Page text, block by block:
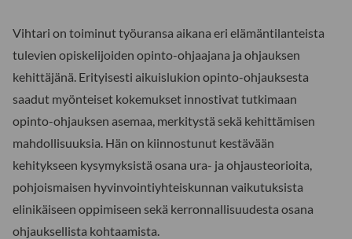
Vihtari on toiminut työuransa aikana eri elämäntilanteista
tulevien opiskelijoiden opinto-ohjaajana ja ohjauksen
kehittäjänä. Erityisesti aikuislukion opinto-ohjauksesta
saadut myönteiset kokemukset innostivat tutkimaan
opinto-ohjauksen asemaa, merkitystä sekä kehittämisen
mahdollisuuksia. Hän on kiinnostunut kestävään
kehitykseen kysymyksistä osana ura- ja ohjausteorioita,
pohjoismaisen hyvinvointiyhteiskunnan vaikutuksista
elinikäiseen oppimiseen sekä kerronnallisuudesta osana
ohjauksellista kohtaamista.